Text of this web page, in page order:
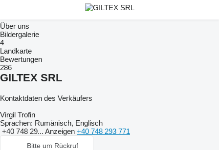
Über uns
Bildergalerie
4
Landkarte
Bewertungen
286
GILTEX SRL
Kontaktdaten des Verkäufers
Virgil Trofin
Sprachen: Rumänisch, Englisch
+40 748 29... Anzeigen +40 748 293 771
Bitte um Rückruf